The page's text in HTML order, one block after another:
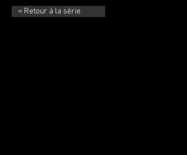
< Retour à la série